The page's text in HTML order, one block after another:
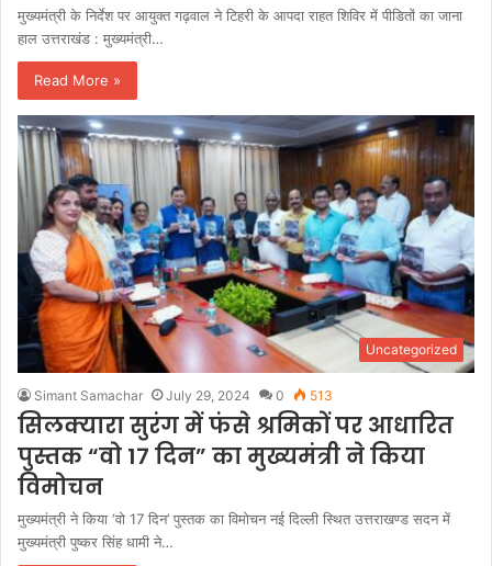
मुख्यमंत्री के निर्देश पर आयुक्त गढ़वाल ने टिहरी के आपदा राहत शिविर में पीडितों का जाना
हाल उत्तराखंड : मुख्यमंत्री…
Read More »
Uncategorized
Simant Samachar July 29, 2024 0 513
सिलक्यारा सुरंग में फंसे श्रमिकों पर आधारित
पुस्तक “वो 17 दिन” का मुख्यमंत्री ने किया
विमोचन
मुख्यमंत्री ने किया ‘वो 17 दिन’ पुस्तक का विमोचन नई दिल्ली स्थित उत्तराखण्ड सदन में
मुख्यमंत्री पुष्कर सिंह धामी ने…